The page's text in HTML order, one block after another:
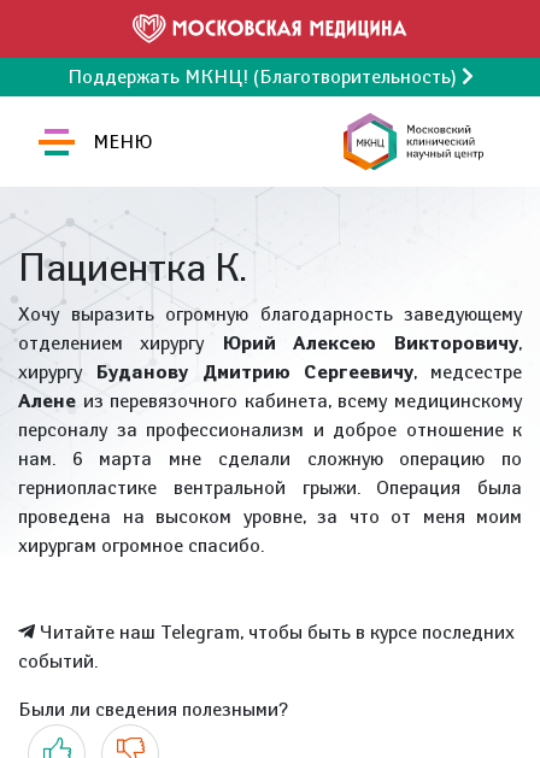
Поддержать МКНЦ! (Благотворительность)
МЕНЮ
Пациентка К.
Хочу выразить огромную благодарность заведующему
отделением хирургу
Юрий Алексею Викторовичу,
хирургу Буданову Дмитрию Сергеевичу, медсестре
Алене из перевязочного кабинета, всему медицинскому
персоналу за профессионализм и доброе отношение к
нам. 6 марта мне сделали сложную операцию по
герниопластике вентральной грыжи. Операция была
проведена на высоком уровне, за что от меня моим
хирургам огромное спасибо.
Читайте наш Telegram, чтобы быть в курсе последних
событий.
Были ли сведения полезными?
Да Нет